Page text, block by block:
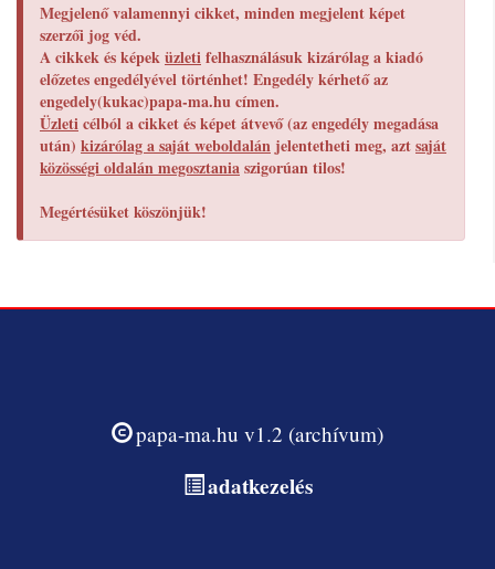
Megjelenő valamennyi cikket, minden megjelent képet
szerzői jog véd.
A cikkek és képeküzletifelhasználásuk kizárólag a kiadó
előzetes engedélyével történhet! Engedély kérhető az
engedely(kukac)papa-ma.hu címen.
Üzleticélból a cikket és képet átvevő (az engedély megadása
után) kizárólag a saját weboldalán jelentetheti meg, aztsaját
közösségi oldalán megosztaniaszigorúan tilos!
Megértésüket köszönjük!
papa-ma.hu v1.2 (archívum)
adatkezelés